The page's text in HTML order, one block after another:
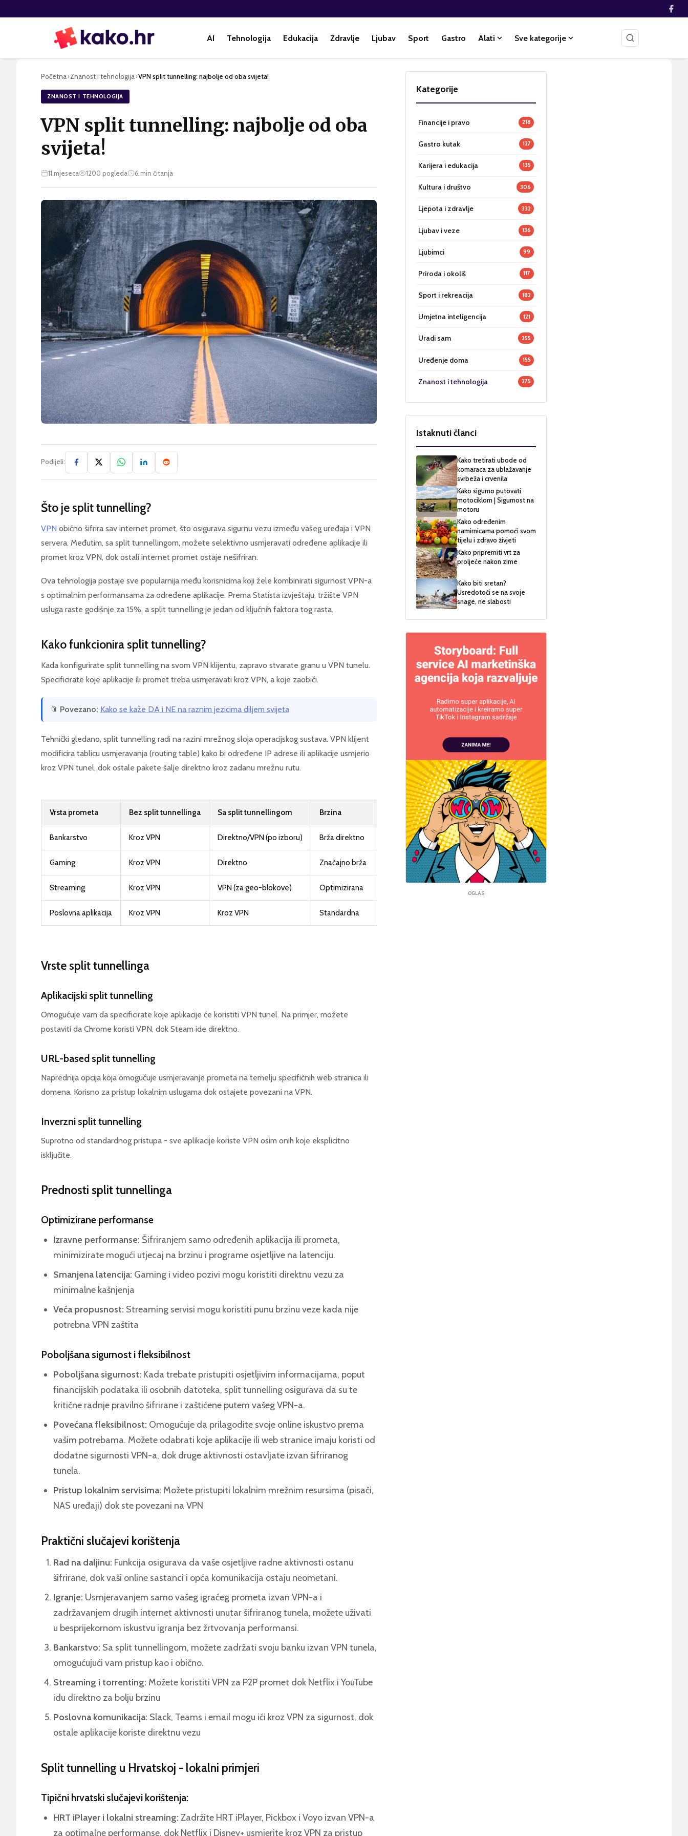
AI Tehnologija Edukacija Zdravlje Ljubav Sport Gastro Alati Sve kategorije
Početna›Znanost i tehnologija›VPN split tunnelling: najbolje od oba svijeta!
ZNANOST I TEHNOLOGIJA
VPN split tunnelling: najbolje od oba
svijeta!
11 mjeseca 1200 pogleda 6 min čitanja
Podijeli:
Što je split tunnelling?
VPN obično šifrira sav internet promet, što osigurava sigurnu vezu između vašeg uređaja i VPN
servera. Međutim, sa split tunnellingom, možete selektivno usmjeravati određene aplikacije ili
promet kroz VPN, dok ostali internet promet ostaje nešifriran.
Ova tehnologija postaje sve popularnija među korisnicima koji žele kombinirati sigurnost VPN-a
s optimalnim performansama za određene aplikacije. Prema Statista izvještaju, tržište VPN
usluga raste godišnje za 15%, a split tunnelling je jedan od ključnih faktora tog rasta.
Kako funkcionira split tunnelling?
Kada konfigurirate split tunnelling na svom VPN klijentu, zapravo stvarate granu u VPN tunelu.
Specificirate koje aplikacije ili promet treba usmjeravati kroz VPN, a koje zaobići.
📎 Povezano: Kako se kaže DA i NE na raznim jezicima diljem svijeta
Tehnički gledano, split tunnelling radi na razini mrežnog sloja operacijskog sustava. VPN klijent
modificira tablicu usmjeravanja (routing table) kako bi određene IP adrese ili aplikacije usmjerio
kroz VPN tunel, dok ostale pakete šalje direktno kroz zadanu mrežnu rutu.
Vrsta prometa Bez split tunnellinga Sa split tunnellingom Brzina Sigurnost
Bankarstvo Kroz VPN Direktno/VPN (po izboru) Brža direktno Visoka u oba slučaja
Gaming Kroz VPN Direktno Značajno brža Standardna
Streaming Kroz VPN VPN (za geo-blokove) Optimizirana
Poslovna aplikacija Kroz VPN Kroz VPN Standardna
Vrste split tunnellinga
Aplikacijski split tunnelling
Omogućuje vam da specificirate koje aplikacije će koristiti VPN tunel. Na primjer, možete
postaviti da Chrome koristi VPN, dok Steam ide direktno.
URL-based split tunnelling
Naprednija opcija koja omogućuje usmjeravanje prometa na temelju specifičnih web stranica ili
domena. Korisno za pristup lokalnim uslugama dok ostajete povezani na VPN.
Inverzni split tunnelling
Suprotno od standardnog pristupa - sve aplikacije koriste VPN osim onih koje eksplicitno
isključite.
Prednosti split tunnellinga
Optimizirane performanse
Izravne performanse: Šifriranjem samo određenih aplikacija ili prometa,
minimizirate mogući utjecaj na brzinu i programe osjetljive na latenciju.
Smanjena latencija: Gaming i video pozivi mogu koristiti direktnu vezu za
minimalne kašnjenja
Veća propusnost: Streaming servisi mogu koristiti punu brzinu veze kada nije
potrebna VPN zaštita
Poboljšana sigurnost i fleksibilnost
Poboljšana sigurnost: Kada trebate pristupiti osjetljivim informacijama, poput
financijskih podataka ili osobnih datoteka, split tunnelling osigurava da su te
kritične radnje pravilno šifrirane i zaštićene putem vašeg VPN-a.
Povećana fleksibilnost: Omogućuje da prilagodite svoje online iskustvo prema
vašim potrebama. Možete odabrati koje aplikacije ili web stranice imaju koristi od
dodatne sigurnosti VPN-a, dok druge aktivnosti ostavljate izvan šifriranog
tunela.
Pristup lokalnim servisima: Možete pristupiti lokalnim mrežnim resursima (pisači,
NAS uređaji) dok ste povezani na VPN
Praktični slučajevi korištenja
Rad na daljinu: Funkcija osigurava da vaše osjetljive radne aktivnosti ostanu
šifrirane, dok vaši online sastanci i opća komunikacija ostaju neometani.
Igranje: Usmjeravanjem samo vašeg igraćeg prometa izvan VPN-a i
zadržavanjem drugih internet aktivnosti unutar šifriranog tunela, možete uživati
u besprijekornom iskustvu igranja bez žrtvovanja performansi.
Bankarstvo: Sa split tunnellingom, možete zadržati svoju banku izvan VPN tunela,
omogućujući vam pristup kao i obično.
Streaming i torrenting: Možete koristiti VPN za P2P promet dok Netflix i YouTube
idu direktno za bolju brzinu
Poslovna komunikacija: Slack, Teams i email mogu ići kroz VPN za sigurnost, dok
ostale aplikacije koriste direktnu vezu
Split tunnelling u Hrvatskoj - lokalni primjeri
Tipični hrvatski slučajevi korištenja:
HRT iPlayer i lokalni streaming: Zadržite HRT iPlayer, Pickbox i Voyo izvan VPN-a
za optimalne performanse, dok Netflix i Disney+ usmjerite kroz VPN za pristup
Kategorije
Financije i pravo 218
Gastro kutak 127
Karijera i edukacija 135
Kultura i društvo 306
Ljepota i zdravlje 332
Ljubav i veze 136
Ljubimci 99
Priroda i okoliš 117
Sport i rekreacija 182
Umjetna inteligencija 121
Uradi sam 255
Uređenje doma 155
Znanost i tehnologija 275
Istaknuti članci
Kako tretirati ubode od
komaraca za ublažavanje
svrbeža i crvenila
Kako sigurno putovati
motociklom | Sigurnost na
motoru
Kako određenim
namirnicama pomoći svom
tijelu i zdravo živjeti
Kako pripremiti vrt za
proljeće nakon zime
Kako biti sretan?
Usredotoči se na svoje
snage, ne slabosti
OGLAS